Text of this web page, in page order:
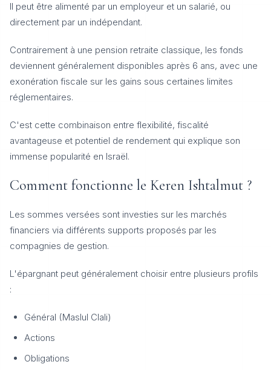
Il peut être alimenté par un employeur et un salarié, ou
directement par un indépendant.
Contrairement à une pension retraite classique, les fonds
deviennent généralement disponibles après 6 ans, avec une
exonération fiscale sur les gains sous certaines limites
réglementaires.
C'est cette combinaison entre flexibilité, fiscalité
avantageuse et potentiel de rendement qui explique son
immense popularité en Israël.
Comment fonctionne le Keren Ishtalmut ?
Les sommes versées sont investies sur les marchés
financiers via différents supports proposés par les
compagnies de gestion.
L'épargnant peut généralement choisir entre plusieurs profils
:
Général (Maslul Clali)
Actions
Obligations